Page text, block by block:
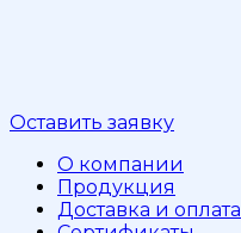
Оставить заявку
О компании
Продукция
Доставка и оплата